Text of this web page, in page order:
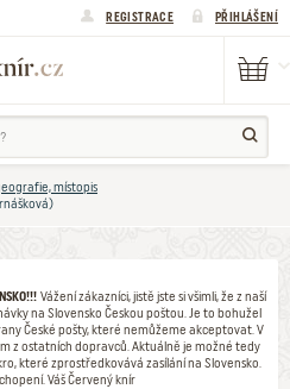
REGISTRACE PŘIHLÁŠENÍ
místopis
Vážení zákazníci, jistě jste si všimli, že z naší
na Slovensko Českou poštou. Je to bohužel
České pošty, které nemůžeme akceptovat. V
z ostatních dopravců. Aktuálně je možné tedy
které zprostředkovává zasílání na Slovensko.
Váš Červený knír